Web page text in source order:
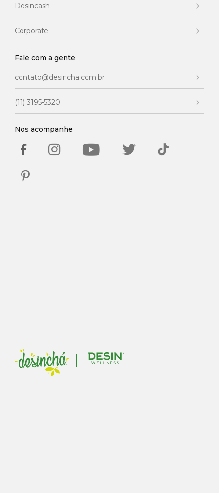
Desincash
Corporate
Fale com a gente
contato@desincha.com.br
(11) 3195-5320
Nos acompanhe